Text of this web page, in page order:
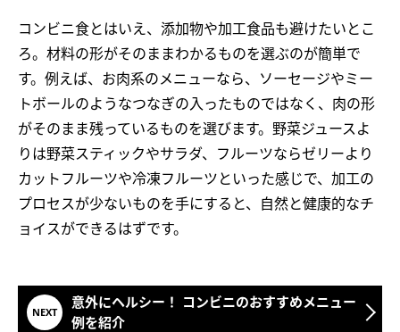
コンビニ食とはいえ、添加物や加工食品も避けたいとこ
ろ。材料の形がそのままわかるものを選ぶのが簡単で
す。例えば、お肉系のメニューなら、ソーセージやミー
トボールのようなつなぎの入ったものではなく、肉の形
がそのまま残っているものを選びます。野菜ジュースよ
りは野菜スティックやサラダ、フルーツならゼリーより
カットフルーツや冷凍フルーツといった感じで、加工の
プロセスが少ないものを手にすると、自然と健康的なチ
ョイスができるはずです。
意外にヘルシー！ コンビニのおすすめメニュー
例を紹介